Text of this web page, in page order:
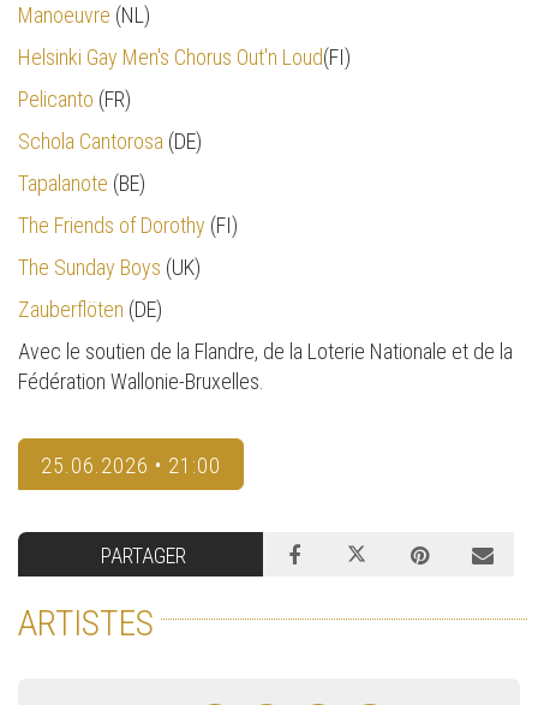
Manoeuvre (NL)
Helsinki Gay Men's Chorus Out'n Loud(FI)
Pelicanto (FR)
Schola Cantorosa (DE)
Tapalanote (BE)
The Friends of Dorothy (FI)
The Sunday Boys (UK)
Zauberflöten (DE)
Avec le soutien de la Flandre, de la Loterie Nationale et de la
Fédération Wallonie-Bruxelles.
25.06.2026 • 21:00
PARTAGER
ARTISTES